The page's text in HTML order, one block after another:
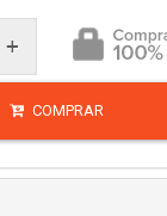
+
COMPRAR